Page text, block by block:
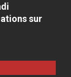
sur